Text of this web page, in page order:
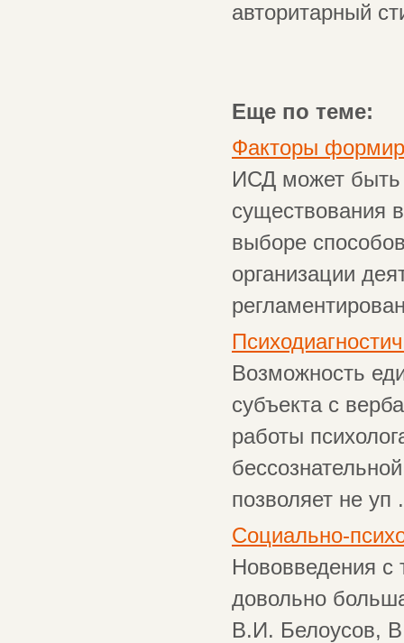
авторитарный
Еще по теме:
Факторы
ИСД может быть
существования
выборе
организации
Возможность
субъекта с
работы
позволяет не уп
Социально-
Нововведения с
довольно
В.И. Белоусов,